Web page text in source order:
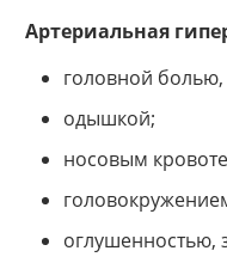
Артериальная
головной
одышкой;
носовым
оглушенностью,